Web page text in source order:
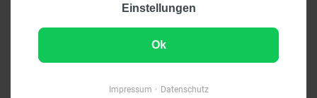
Einstellungen
Ok
Impressum Datenschutz
Bergneustadt